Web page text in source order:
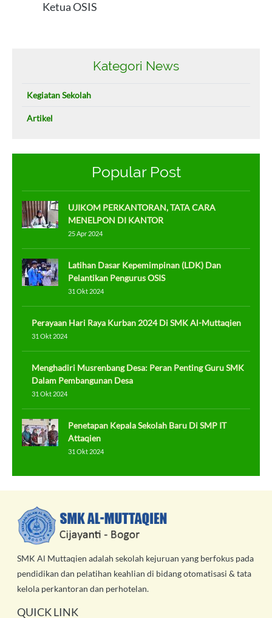
Ketua OSIS
Kategori News
Kegiatan Sekolah
Artikel
Popular Post
UJIKOM PERKANTORAN, TATA CARA
MENELPON DI KANTOR
25 Apr 2024
Latihan Dasar Kepemimpinan (LDK) Dan
Pelantikan Pengurus OSIS
31 Okt 2024
Perayaan Hari Raya Kurban 2024 Di SMK Al-Muttaqien
31 Okt 2024
Menghadiri Musrenbang Desa: Peran Penting Guru SMK
Dalam Pembangunan Desa
31 Okt 2024
Penetapan Kepala Sekolah Baru Di SMP IT
Attaqien
31 Okt 2024
SMK Al Muttaqien adalah sekolah kejuruan yang berfokus pada
pendidikan dan pelatihan keahlian di bidang otomatisasi & tata
kelola perkantoran dan perhotelan.
QUICK LINK